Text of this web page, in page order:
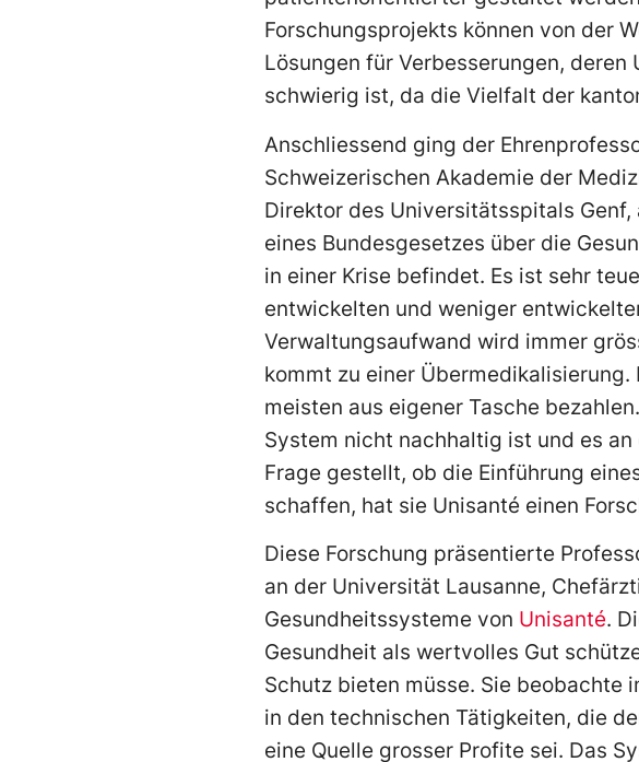
Forschungsprojekts können von der
Lösungen für Verbesserungen, deren
schwierig ist, da die Vielfalt der
Anschliessend ging der
Schweizerischen Akademie der
Direktor des Universitätsspitals
eines Bundesgesetzes über die
in einer Krise befindet. Es ist sehr
entwickelten und weniger
Verwaltungsaufwand wird immer
kommt zu einer
meisten aus eigener Tasche
System nicht nachhaltig ist und es
Frage gestellt, ob die Einführung
schaffen, hat sie Unisanté einen
Diese Forschung präsentierte
an der Universität Lausanne,
Gesundheitssysteme von Unisanté.
Gesundheit als wertvolles Gut
Schutz bieten müsse. Sie beobachte
in den technischen Tätigkeiten, die
eine Quelle grosser Profite sei. Das